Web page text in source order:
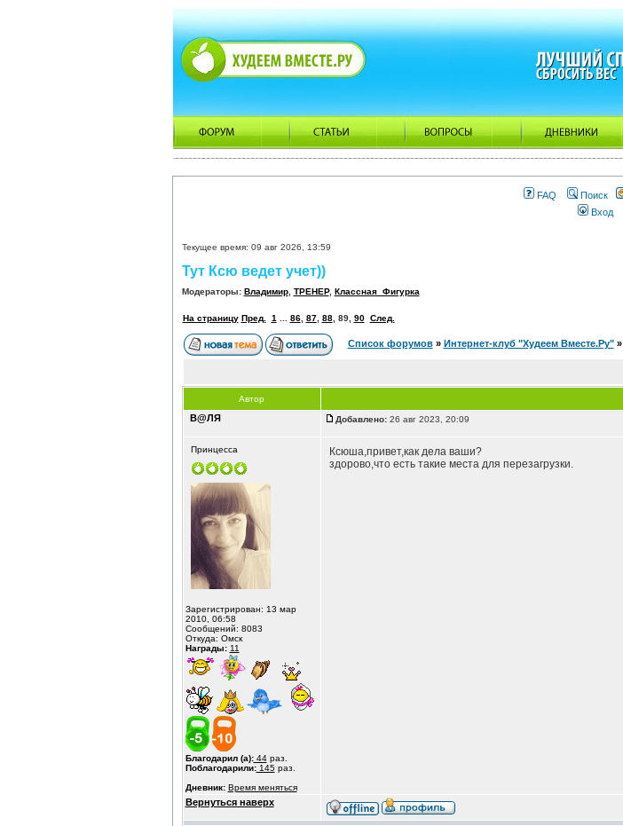
FAQ Поиск
Вход
Текущее время: 09 авг 2026, 13:59
Тут Ксю ведет учет))
Модераторы: Владимир, ТРЕНЕР, Классная_Фигурка
На страницу Пред. 1 86, 87, 88, 89, 90 След.
Список форумов» Интернет-клуб "Худеем Вместе.Ру"»
Автор
В@ЛЯ Добавлено:26 авг 2023, 20:09
Принцесса
Зарегистрирован: 13 мар
2010, 06:58
Сообщений: 8083
Откуда: Омск
Награды: 11
Благодарил (а):44раз.
Поблагодарили:145раз.
Дневник: Время меняться
Ксюша,привет,как дела ваши?
здорово,что есть такие места для перезагрузки.
Вернуться наверх